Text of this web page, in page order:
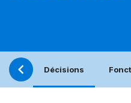
Décisions